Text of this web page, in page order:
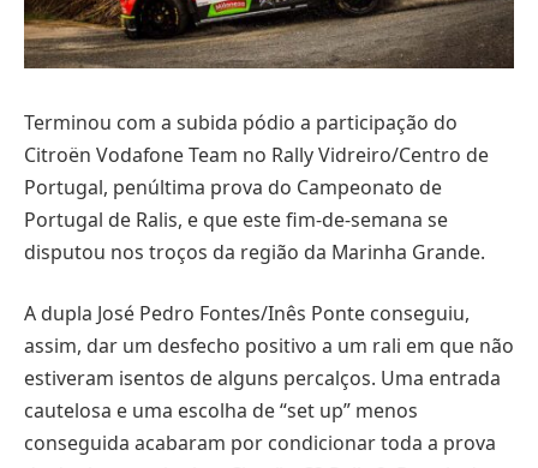
Terminou com a subida pódio a participação do
Citroën Vodafone Team no Rally Vidreiro/Centro de
Portugal, penúltima prova do Campeonato de
Portugal de Ralis, e que este fim-de-semana se
disputou nos troços da região da Marinha Grande.
A dupla José Pedro Fontes/Inês Ponte conseguiu,
assim, dar um desfecho positivo a um rali em que não
estiveram isentos de alguns percalços. Uma entrada
cautelosa e uma escolha de “set up” menos
conseguida acabaram por condicionar toda a prova